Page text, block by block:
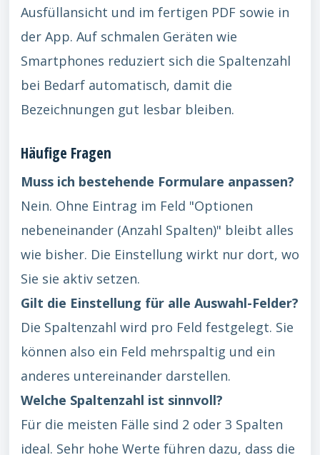
Ausfüllansicht und im fertigen PDF sowie in
der App. Auf schmalen Geräten wie
Smartphones reduziert sich die Spaltenzahl
bei Bedarf automatisch, damit die
Bezeichnungen gut lesbar bleiben.
Häufige Fragen
Muss ich bestehende Formulare anpassen?
Nein. Ohne Eintrag im Feld "Optionen
nebeneinander (Anzahl Spalten)" bleibt alles
wie bisher. Die Einstellung wirkt nur dort, wo
Sie sie aktiv setzen.
Gilt die Einstellung für alle Auswahl-Felder?
Die Spaltenzahl wird pro Feld festgelegt. Sie
können also ein Feld mehrspaltig und ein
anderes untereinander darstellen.
Welche Spaltenzahl ist sinnvoll?
Für die meisten Fälle sind 2 oder 3 Spalten
ideal. Sehr hohe Werte führen dazu, dass die